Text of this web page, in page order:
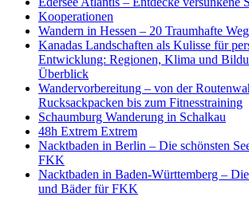
Kooperationen
Wandern in Hessen – 20 Traumhafte
Kanadas Landschaften als Kulisse für
Entwicklung: Regionen, Klima und
Überblick
Wandervorbereitung – von der
Rucksackpacken bis zum Fitnesstraining
Schaumburg Wanderung in Schalkau
48h Extrem Extrem
Nacktbaden in Berlin – Die schönsten
FKK
Nacktbaden in Baden-Württemberg – Die
und Bäder für FKK